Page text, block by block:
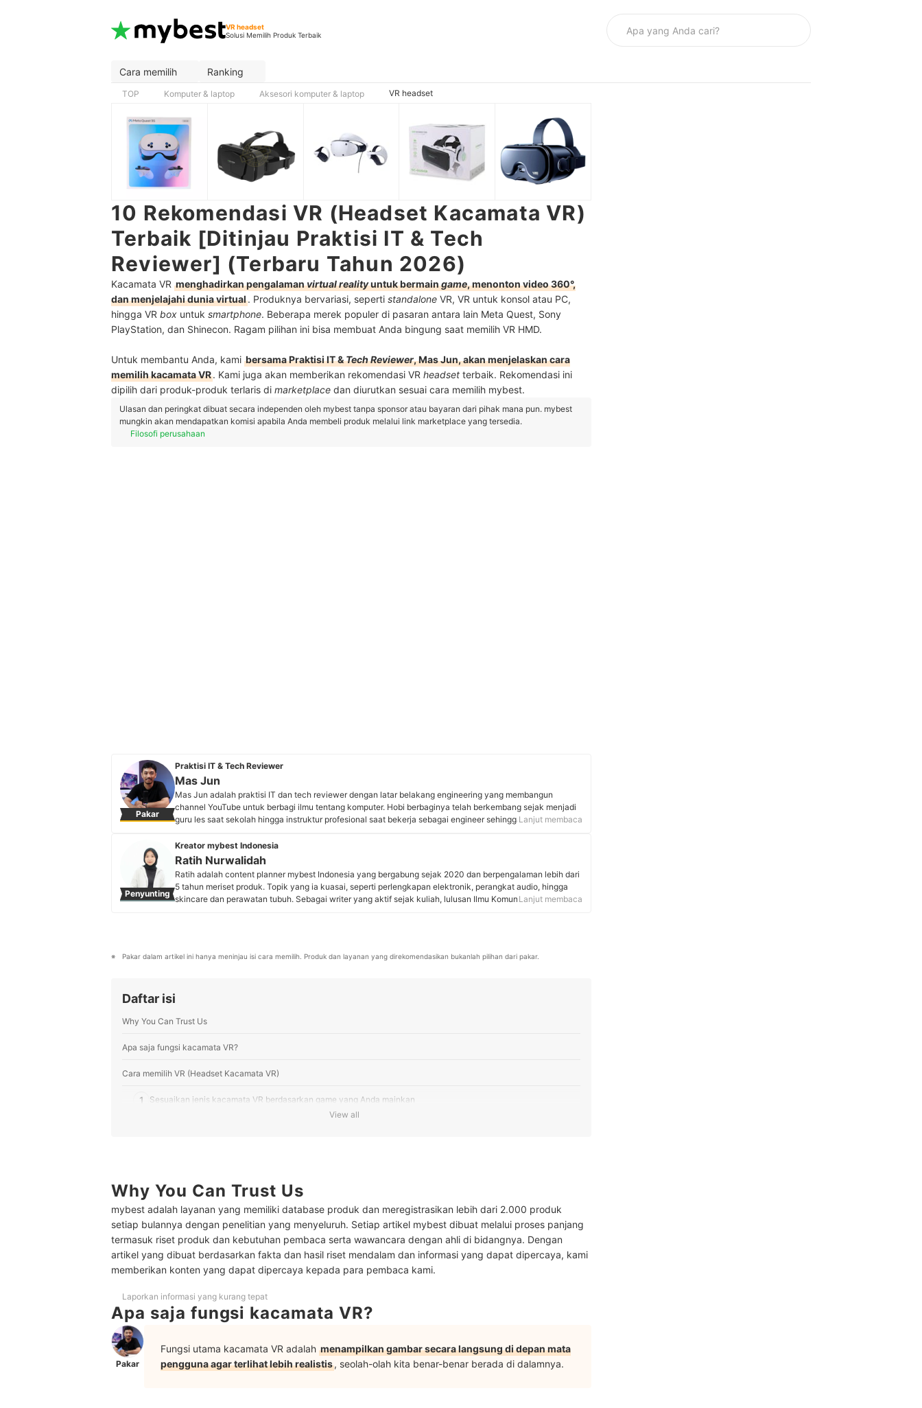
VR headset
Solusi Memilih Produk Terbaik
Cara memilih Ranking
TOP Komputer & laptop Aksesori komputer & laptop VR headset
10 Rekomendasi VR (Headset Kacamata VR)
Terbaik [Ditinjau Praktisi IT & Tech
Reviewer] (Terbaru Tahun 2026)
Kacamata VR menghadirkan pengalamanvirtual realityuntuk bermaingame, menonton video 360°,
dan menjelajahi dunia virtual. Produknya bervariasi, seperti standalone VR, VR untuk konsol atau PC,
hingga VR box untuk smartphone. Beberapa merek populer di pasaran antara lain Meta Quest, Sony
PlayStation, dan Shinecon. Ragam pilihan ini bisa membuat Anda bingung saat memilih VR HMD.
Untuk membantu Anda, kami bersama Praktisi IT &Tech Reviewer, Mas Jun, akan menjelaskan cara
memilih kacamata VR. Kami juga akan memberikan rekomendasi VR headset terbaik. Rekomendasi ini
dipilih dari produk-produk terlaris di marketplace dan diurutkan sesuai cara memilih mybest.
Ulasan dan peringkat dibuat secara independen oleh mybest tanpa sponsor atau bayaran dari pihak mana pun. mybest
mungkin akan mendapatkan komisi apabila Anda membeli produk melalui link marketplace yang tersedia.
Filosofi perusahaan
Pakar
Praktisi IT & Tech Reviewer
Mas Jun
Mas Jun adalah praktisi IT dan tech reviewer dengan latar belakang engineering yang membangun
channel YouTube untuk berbagi ilmu tentang komputer. Hobi berbaginya telah berkembang sejak menjadi
guru les saat sekolah hingga instruktur profesional saat bekerja sebagai engineer sehingga mampu
menciptakan konten edukatif seputar teknologi untuk awam ataupun ahli dengan menggabungkan
keahlian teknis mendalam dan pengalaman langsung dalam menguji produk.
Profil Mas Jun
Lanjut membaca
Penyunting
Kreator mybest Indonesia
Ratih Nurwalidah
Ratih adalah content planner mybest Indonesia yang bergabung sejak 2020 dan berpengalaman lebih dari
5 tahun meriset produk. Topik yang ia kuasai, seperti perlengkapan elektronik, perangkat audio, hingga
skincare dan perawatan tubuh. Sebagai writer yang aktif sejak kuliah, lulusan Ilmu Komunikasi,Lanjut membaca
Pakar dalam artikel ini hanya meninjau isi cara memilih. Produk dan layanan yang direkomendasikan bukanlah pilihan dari pakar.
Daftar isi
Why You Can Trust Us
Apa saja fungsi kacamata VR?
Cara memilih VR (Headset Kacamata VR)
1 Sesuaikan jenis kacamata VR berdasarkan game yang Anda mainkan
4
Jika Anda memiliki bujet terbatas atau hanya ingin menonton video, pilih VR box yang kompatibel dengan
smartphone
Peringkat VR (Headset Kacamata VR) Terbaik
Apakah kacamata VR aman untuk mata?
Baca juga rekomendasi game lainnya di sini
View all
Why You Can Trust Us
mybest adalah layanan yang memiliki database produk dan meregistrasikan lebih dari 2.000 produk
setiap bulannya dengan penelitian yang menyeluruh. Setiap artikel mybest dibuat melalui proses panjang
termasuk riset produk dan kebutuhan pembaca serta wawancara dengan ahli di bidangnya. Dengan
artikel yang dibuat berdasarkan fakta dan hasil riset mendalam dan informasi yang dapat dipercaya, kami
memberikan konten yang dapat dipercaya kepada para pembaca kami.
Laporkan informasi yang kurang tepat
Apa saja fungsi kacamata VR?
Pakar
Fungsi utama kacamata VR adalah menampilkan gambar secara langsung di depan mata
pengguna agar terlihat lebih realistis, seolah-olah kita benar-benar berada di dalamnya.